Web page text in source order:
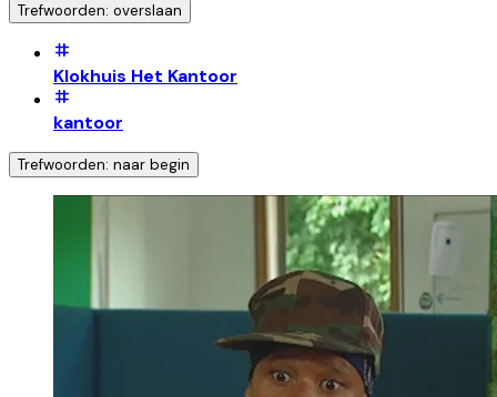
Trefwoorden: overslaan
Klokhuis Het Kantoor
kantoor
Trefwoorden: naar begin